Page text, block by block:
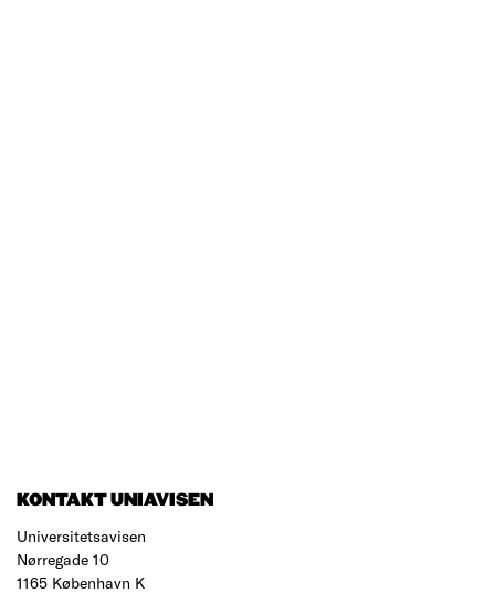
KONTAKT UNIAVISEN
Universitetsavisen
Nørregade 10
1165 København K